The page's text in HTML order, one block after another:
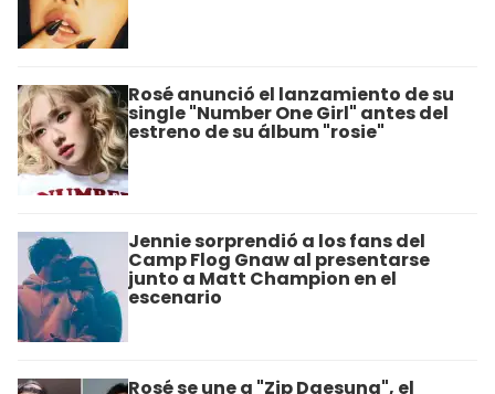
Rosé anunció el lanzamiento de su
single "Number One Girl" antes del
estreno de su álbum "rosie"
Jennie sorprendió a los fans del
Camp Flog Gnaw al presentarse
junto a Matt Champion en el
escenario
Rosé se une a "Zip Daesung", el